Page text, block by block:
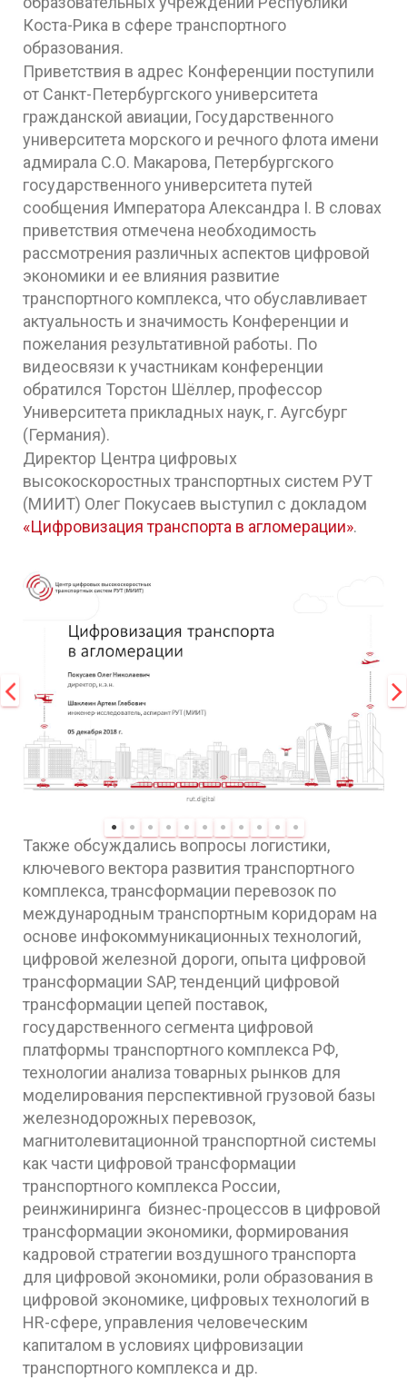
Коста-Рика в сфере транспортного
образования.
Приветствия в адрес Конференции поступили
от Санкт-Петербургского университета
гражданской авиации, Государственного
университета морского и речного флота имени
адмирала С.О. Макарова, Петербургского
государственного университета путей
сообщения Императора Александра I. В словах
приветствия отмечена необходимость
рассмотрения различных аспектов цифровой
экономики и ее влияния развитие
транспортного комплекса, что обуславливает
актуальность и значимость Конференции и
пожелания результативной работы. По
видеосвязи к участникам конференции
обратился Торстон Шёллер, профессор
Университета прикладных наук, г. Аугсбург
(Германия).
Директор Центра цифровых
высокоскоростных транспортных систем РУТ
(МИИТ) Олег Покусаев выступил с докладом
«Цифровизация транспорта в агломерации».
Также обсуждались вопросы логистики,
ключевого вектора развития транспортного
комплекса, трансформации перевозок по
международным транспортным коридорам на
основе инфокоммуникационных технологий,
цифровой железной дороги, опыта цифровой
трансформации SAP, тенденций цифровой
трансформации цепей поставок,
государственного сегмента цифровой
платформы транспортного комплекса РФ,
технологии анализа товарных рынков для
моделирования перспективной грузовой базы
железнодорожных перевозок,
магнитолевитационной транспортной системы
как части цифровой трансформации
транспортного комплекса России,
реинжиниринга бизнес-процессов в цифровой
трансформации экономики, формирования
кадровой стратегии воздушного транспорта
для цифровой экономики, роли образования в
цифровой экономике, цифровых технологий в
HR-сфере, управления человеческим
капиталом в условиях цифровизации
транспортного комплекса и др.